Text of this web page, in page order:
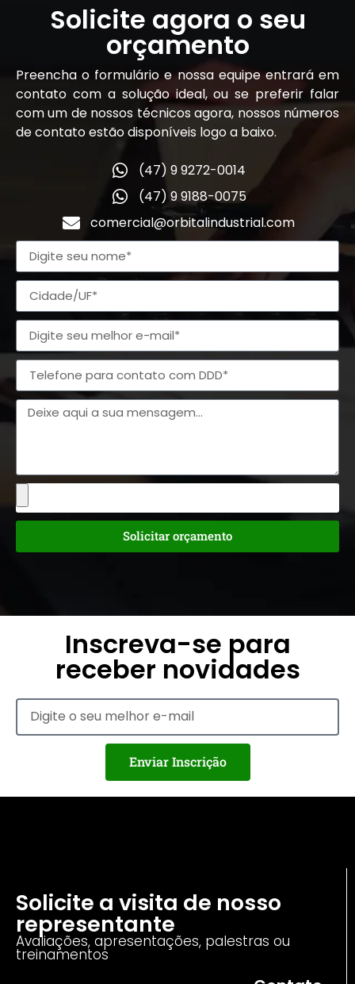
Solicite agora o seu
orçamento
Preencha o formulário e nossa equipe entrará em
contato com a solução ideal, ou se preferir falar
com um de nossos técnicos agora, nossos números
de contato estão disponíveis logo a baixo.
(47) 9 9272-0014
(47) 9 9188-0075
comercial@orbitalindustrial.com
Solicitar orçamento
Inscreva-se para
receber novidades
Enviar Inscrição
Solicite a visita de nosso
representante
Avaliações, apresentações, palestras ou
treinamentos